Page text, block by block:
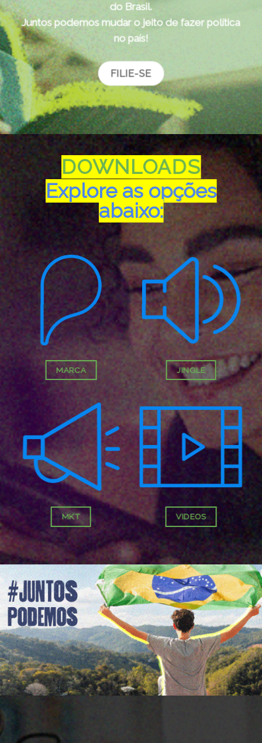
do Brasil.
Juntos podemos mudar o jeito de fazer política
no país!
FILIE-SE
DOWNLOADS
Explore as opções
abaixo:
MARCA JINGLE
MKT VIDEOS